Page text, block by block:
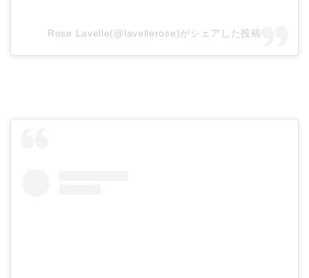
Rose Lavelle(@lavellerose)がシェアした投稿